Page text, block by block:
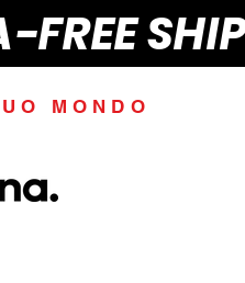
FREE
MONDO